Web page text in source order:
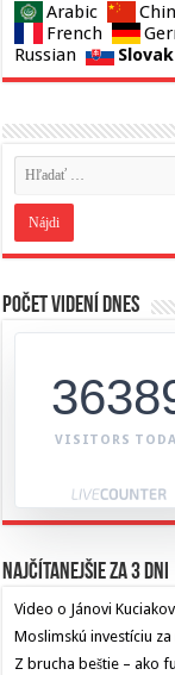
Arabic
French
Russian
Slovak
Počet videní dnes
VISITORS
Najčítanejšie za 3 dni
Video o Jánovi
Moslimskú investíciu
Z brucha beštie – ako